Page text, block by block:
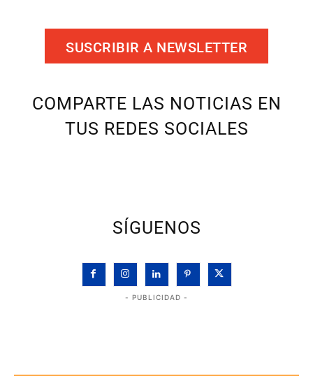
SUSCRIBIR A NEWSLETTER
COMPARTE LAS NOTICIAS EN
TUS REDES SOCIALES
SÍGUENOS
- PUBLICIDAD -